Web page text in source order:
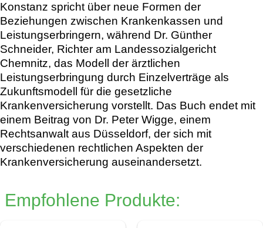
Konstanz spricht über neue Formen der
Beziehungen zwischen Krankenkassen und
Leistungserbringern, während Dr. Günther
Schneider, Richter am Landessozialgericht
Chemnitz, das Modell der ärztlichen
Leistungserbringung durch Einzelverträge als
Zukunftsmodell für die gesetzliche
Krankenversicherung vorstellt. Das Buch endet mit
einem Beitrag von Dr. Peter Wigge, einem
Rechtsanwalt aus Düsseldorf, der sich mit
verschiedenen rechtlichen Aspekten der
Krankenversicherung auseinandersetzt.
Empfohlene Produkte: